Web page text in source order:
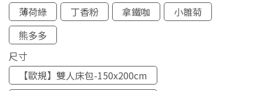
薄荷綠
丁香粉 拿鐵咖
小雛菊
熊多多
尺寸
【歐規】雙人床包-150x200cm